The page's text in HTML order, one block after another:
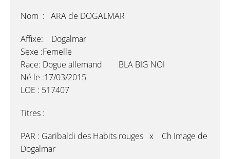
Nom : ARA de DOGALMAR
Affixe: Dogalmar
Sexe :Femelle
Race: Dogue allemand BLA BIG NOI
Né le :17/03/2015
LOE : 517407
Titres :
PAR : Garibaldi des Habits rouges x Ch Image de
Dogalmar